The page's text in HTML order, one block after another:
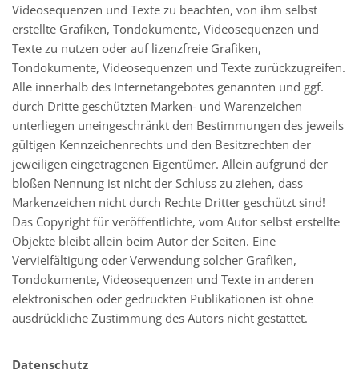
Videosequenzen und Texte zu beachten, von ihm selbst
erstellte Grafiken, Tondokumente, Videosequenzen und
Texte zu nutzen oder auf lizenzfreie Grafiken,
Tondokumente, Videosequenzen und Texte zurückzugreifen.
Alle innerhalb des Internetangebotes genannten und ggf.
durch Dritte geschützten Marken- und Warenzeichen
unterliegen uneingeschränkt den Bestimmungen des jeweils
gültigen Kennzeichenrechts und den Besitzrechten der
jeweiligen eingetragenen Eigentümer. Allein aufgrund der
bloßen Nennung ist nicht der Schluss zu ziehen, dass
Markenzeichen nicht durch Rechte Dritter geschützt sind!
Das Copyright für veröffentlichte, vom Autor selbst erstellte
Objekte bleibt allein beim Autor der Seiten. Eine
Vervielfältigung oder Verwendung solcher Grafiken,
Tondokumente, Videosequenzen und Texte in anderen
elektronischen oder gedruckten Publikationen ist ohne
ausdrückliche Zustimmung des Autors nicht gestattet.
Datenschutz